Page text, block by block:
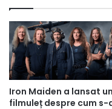
Iron Maiden a lansat un
filmuleț despre cum s-